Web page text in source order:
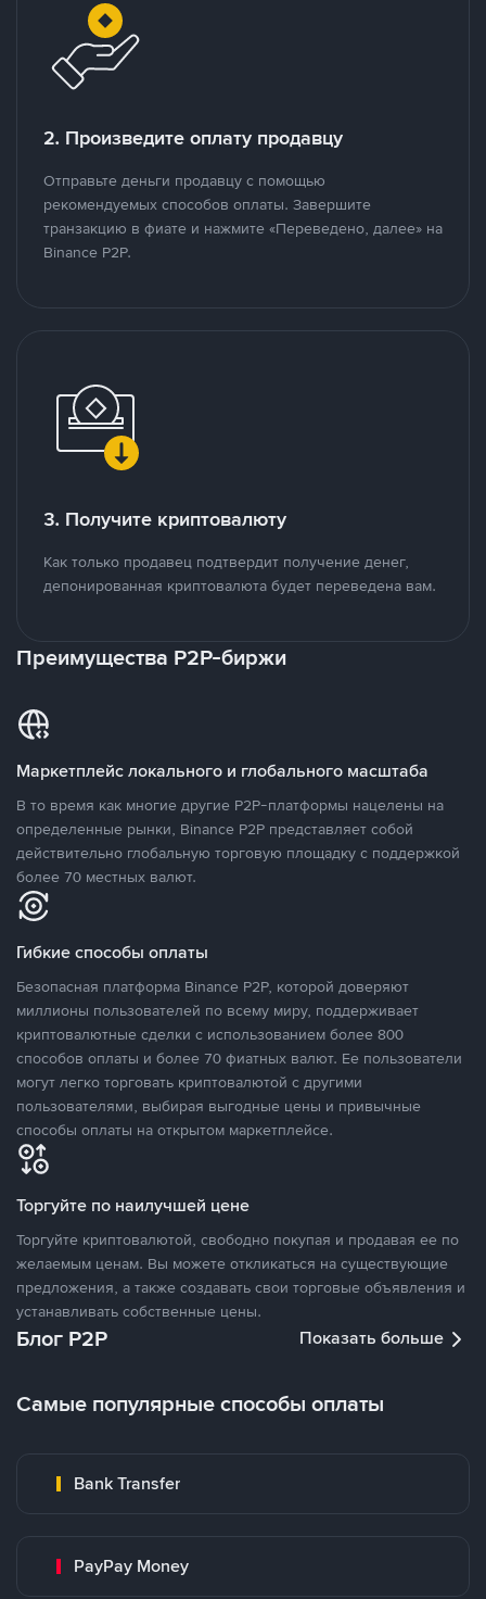
2. Произведите оплату продавцу
Отправьте деньги продавцу с помощью
рекомендуемых способов оплаты. Завершите
транзакцию в фиате и нажмите «Переведено, далее» на
Binance P2P.
3. Получите криптовалюту
Как только продавец подтвердит получение денег,
депонированная криптовалюта будет переведена вам.
Преимущества P2P-биржи
Маркетплейс локального и глобального масштаба
В то время как многие другие P2P-платформы нацелены на
определенные рынки, Binance P2P представляет собой
действительно глобальную торговую площадку с поддержкой
более 70 местных валют.
Гибкие способы оплаты
Безопасная платформа Binance P2P, которой доверяют
миллионы пользователей по всему миру, поддерживает
криптовалютные сделки с использованием более 800
способов оплаты и более 70 фиатных валют. Ее пользователи
могут легко торговать криптовалютой с другими
пользователями, выбирая выгодные цены и привычные
способы оплаты на открытом маркетплейсе.
Торгуйте по наилучшей цене
Торгуйте криптовалютой, свободно покупая и продавая ее по
желаемым ценам. Вы можете откликаться на существующие
предложения, а также создавать свои торговые объявления и
устанавливать собственные цены.
Блог P2P Показать больше
Самые популярные способы оплаты
Bank Transfer
PayPay Money